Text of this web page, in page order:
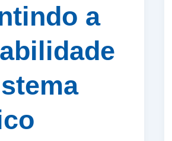
a